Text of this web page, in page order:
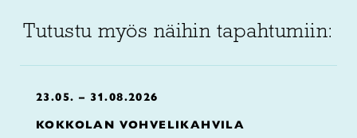
Tutustu myös näihin tapahtumiin:
23.05. – 31.08.2026
KOKKOLAN VOHVELIKAHVILA